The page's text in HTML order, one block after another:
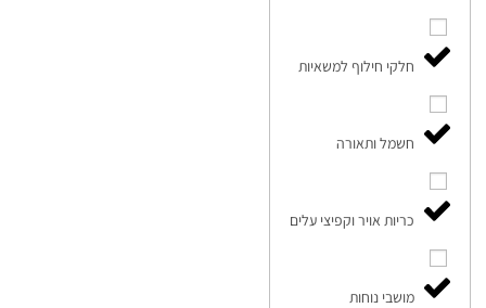
חלקי חילוף למשאיות
חשמל ותאורה
כריות אויר וקפיצי עלים
מושבי נוחות